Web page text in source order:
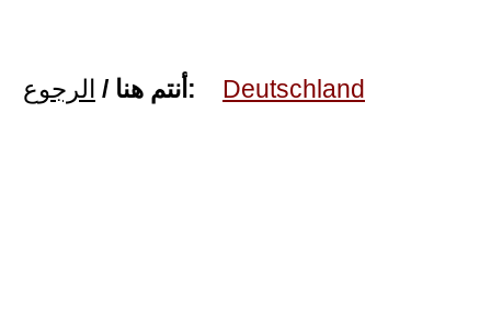
أنتم هنا / الرجوع : Deutschland